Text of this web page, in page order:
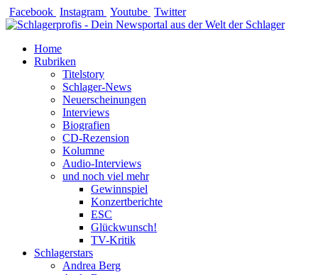
Zum
Inhalt
Facebook Instagram Youtube Twitter
Home
Rubriken
Titelstory
Schlager-News
Neuerscheinungen
Interviews
Biografien
CD-Rezension
Kolumne
Audio-Interviews
und noch viel mehr
Gewinnspiel
Konzertberichte
ESC
Glückwunsch!
TV-Kritik
Schlagerstars
Andrea Berg